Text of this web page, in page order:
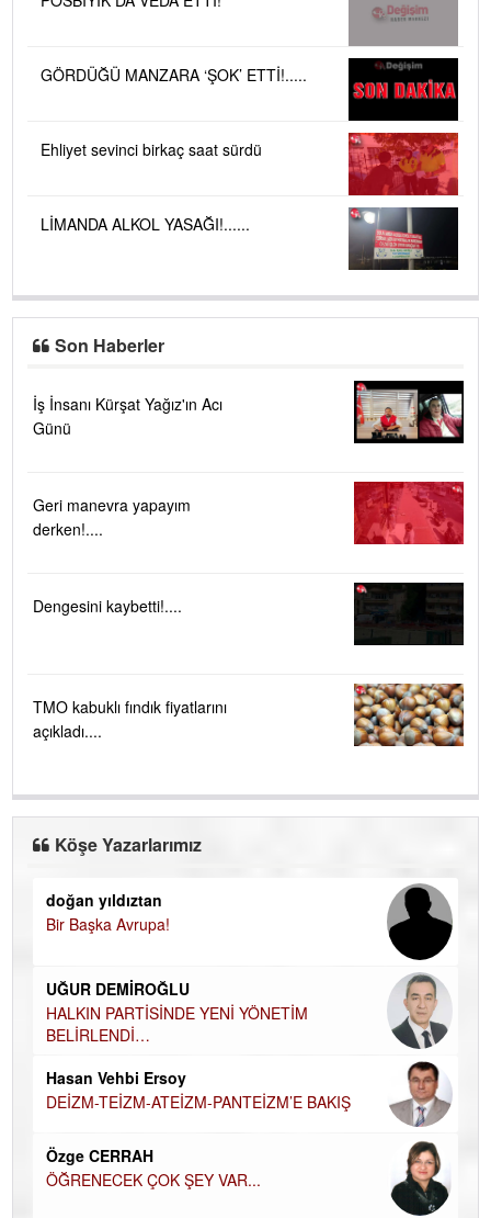
GÖRDÜĞÜ MANZARA ‘ŞOK’ ETTİ!.....
Ehliyet sevinci birkaç saat sürdü
LİMANDA ALKOL YASAĞI!......
Son Haberler
İş İnsanı Kürşat Yağız'ın Acı
Günü
Geri manevra yapayım
derken!....
Dengesini kaybetti!....
TMO kabuklı fındık fiyatlarını
açıkladı....
Köşe Yazarlarımız
doğan yıldıztan
Bir Başka Avrupa!
UĞUR DEMİROĞLU
HALKIN PARTİSİNDE YENİ YÖNETİM
BELİRLENDİ…
Hasan Vehbi Ersoy
DEİZM-TEİZM-ATEİZM-PANTEİZM’E BAKIŞ
Özge CERRAH
ÖĞRENECEK ÇOK ŞEY VAR...